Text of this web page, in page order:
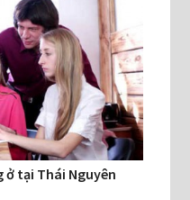
ở tại Thái Nguyên